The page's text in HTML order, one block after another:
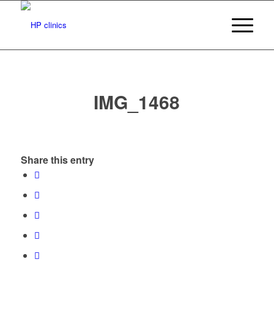
IMG_1468
Share this entry